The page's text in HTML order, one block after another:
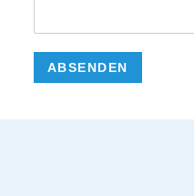
ABSENDEN